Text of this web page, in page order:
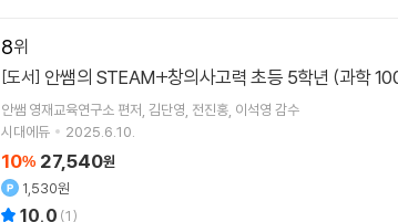
8
[도서] 안쌤의 STEAM+창의사고력 초등 5학년 (과학
안쌤 영재교육연구소 편저 김단영 전진홍 이석영 감수
시대에듀
2025.6.10.
10% 27,540원
1,530원
10.0 (1)